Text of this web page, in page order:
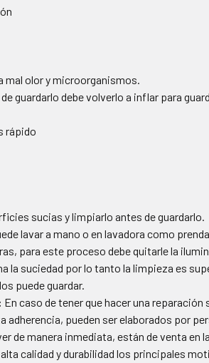
mal olor y microorganismos.
guardarlo debe volverlo a inflar para
rápido
sucias y limpiarlo antes de guardarlo.
lavar a mano o en lavadora como
para este proceso debe quitarle la
la suciedad por lo tanto la limpieza es
puede guardar.
En caso de tener que hacer una
adherencia, pueden ser elaborados por
de manera inmediata, están de venta en
calidad y durabilidad los principales